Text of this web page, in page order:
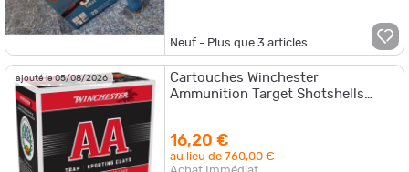
Neuf - Plus que3 articles
ajouté le 05/08/2026
Cartouches Winchester
Ammunition Target Shotshells
16,20 €
au lieu de760,00 €